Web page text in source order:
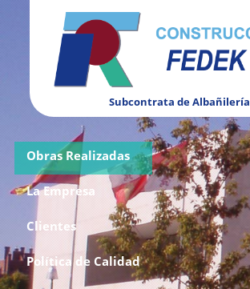
Subcontrata de Albañilería
Obras Realizadas
La Empresa
Clientes
Política de Calidad